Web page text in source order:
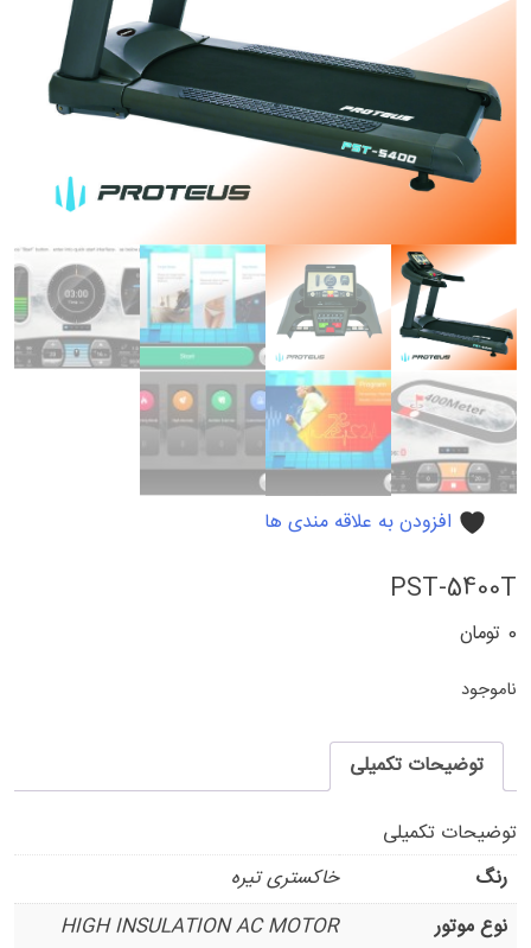
افزودن به علاقه مندی ها
PST-5400T
0 تومان
ناموجود
توضیحات تکمیلی
توضیحات تکمیلی
رنگ
خاکستری تیره
نوع موتور
HIGH INSULATION AC MOTOR